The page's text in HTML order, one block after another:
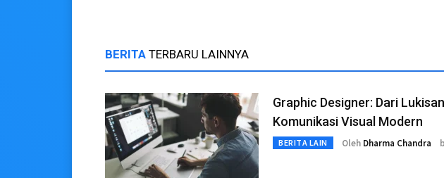
BERITA TERBARU LAINNYA
Graphic Designer: Dari
Komunikasi Visual Modern
BERITA LAIN Oleh Dharma Chandra